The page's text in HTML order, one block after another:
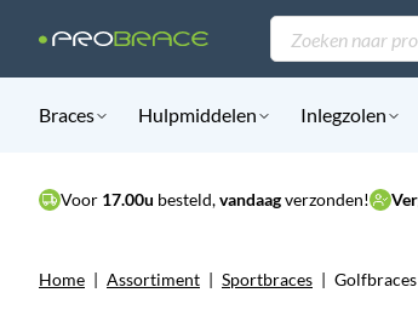
Producten
zoeken
Braces Hulpmiddelen Inlegzolen
Voor 17.00u besteld,vandaagverzonden!
Home | Assortiment | Sportbraces | Golfbraces